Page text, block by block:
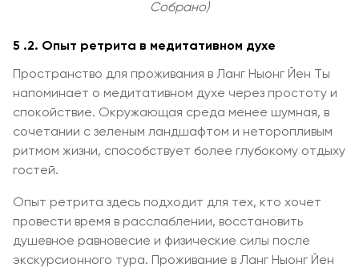
Собрано)
5 .2. Опыт ретрита в медитативном духе
Пространство для проживания в Ланг Ныонг Йен Ты
напоминает о медитативном духе через простоту и
спокойствие. Окружающая среда менее шумная, в
сочетании с зеленым ландшафтом и неторопливым
ритмом жизни, способствует более глубокому отдыху
гостей.
Опыт ретрита здесь подходит для тех, кто хочет
провести время в расслаблении, восстановить
душевное равновесие и физические силы после
экскурсионного тура. Проживание в Ланг Ныонг Йен